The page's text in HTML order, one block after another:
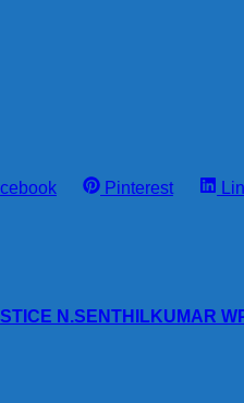
Share
Pinterest
N.SENTHILKUMAR